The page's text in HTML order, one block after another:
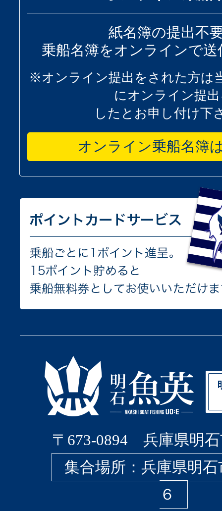
紙名簿の提出不
乗船名簿をオンラインで
※オンライン提出をされた方は
にオンライン提
したとお申し付け下
オンライン乗船名簿
〒673-0894 兵庫県明石
集合場所：兵庫県明
６